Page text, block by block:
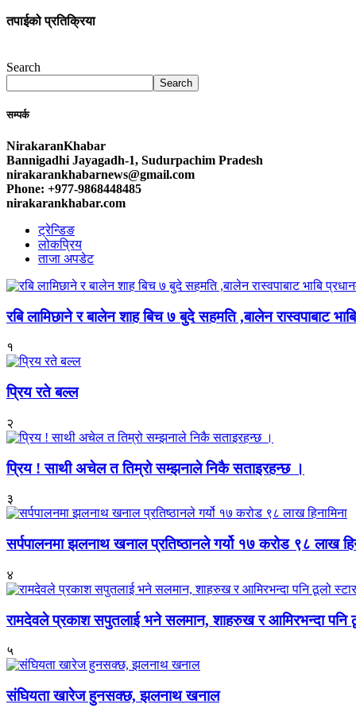
तपाईको प्रतिक्रिया
Search
Search
सम्पर्क
NirakaranKhabar
Bannigadhi Jayagadh-1, Sudurpachim Pradesh
nirakarankhabarnews@gmail.com
Phone: +977-9868448485
nirakarankhabar.com
ट्रेन्डिङ
लोकप्रिय
ताजा अपडेट
रबि लामिछाने र बालेन शाह बिच ७ बुदे सहमति ,बालेन रास्वपाबाट
१
प्रिय रते बल्ल
२
प्रिय ! साथी अचेल त तिम्रो सम्झनाले निकै सताइरहन्छ ।
३
सर्पपालनमा झलनाथ खनाल प्रतिष्ठानले गर्यो १७ करोड ९८ लाख
४
रामदेवले प्रकाश सपुतलाई भने सलमान, शाहरुख र आमिरभन्दा पनि
५
संघियता खारेज हुनसक्छ, झलनाथ खनाल